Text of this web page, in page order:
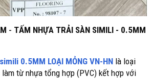
- TẤM NHỰA TRẢI SÀN SIMILI - 0.5MM
0.5MM LOẠI MỎNG VN-HN là loại
từ nhựa tổng hợp (PVC) kết hợp với